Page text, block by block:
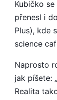
Kubičko
přenesl i
Plus), kde
science
Naprosto
jak píšete:
Realita